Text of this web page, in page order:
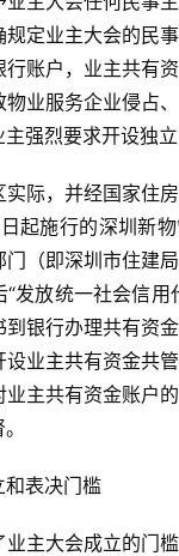
定业主大会的民
账户，业主共有
业服务企业侵占
强烈要求开设独立
际，并经国家住
起施行的深圳新
（即深圳市住建
发放统一社会信用
银行办理共有资
业主共有资金共
主共有资金账户
和表决门槛
主大会成立的门